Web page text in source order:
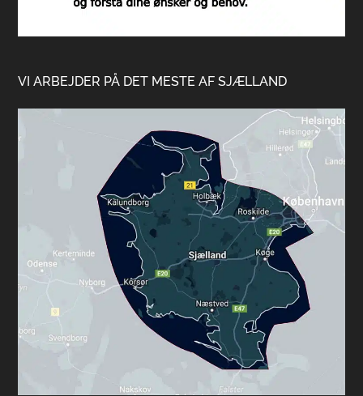
VI ARBEJDER PÅ DET MESTE AF SJÆLLAND